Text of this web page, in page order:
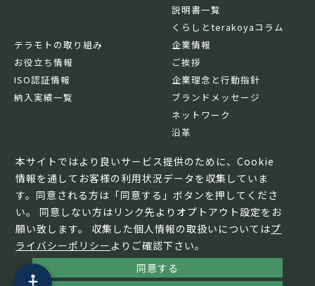
本サイトではより良いサービス提供のために、Cookie
情報を通してお客様の利用状況データを収集していま
す。同意される方は「同意する」ボタンを押してくださ
い。 同意しない方はリンク先よりオプトアウト設定をお
願い致します。 収集した個人情報の取扱いについてはプ
ライバシーポリシー よりご確認下さい。
同意する
説明書一覧
くらしとterakoyaコラム
テラモトの取り組み
お役立ち情報
ISO認証情報
納入実績一覧
企業情報
ご挨拶
企業理念と行動指針
ブランドメッセージ
ネットワーク
沿革